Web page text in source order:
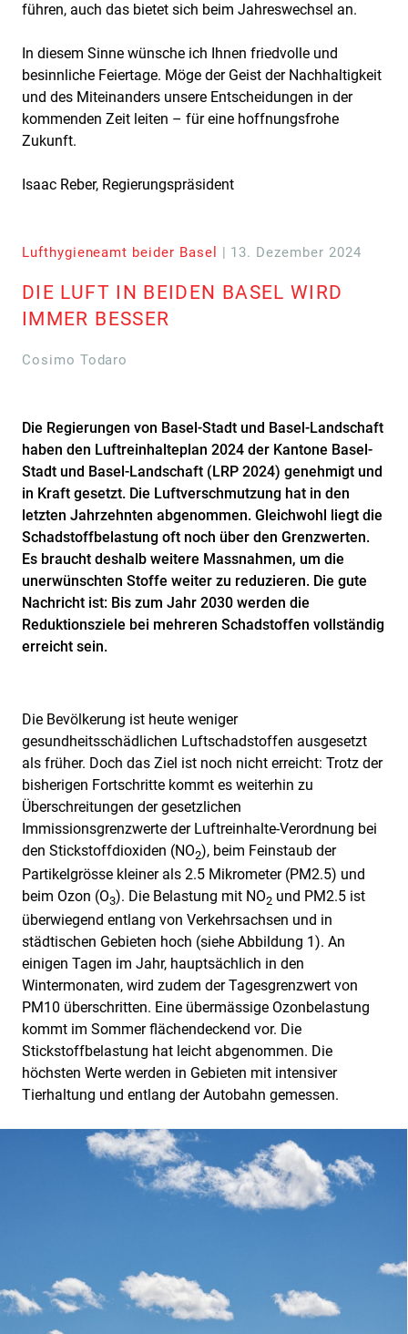
führen, auch das bietet sich beim Jahreswechsel an.
In diesem Sinne wünsche ich Ihnen friedvolle und
besinnliche Feiertage. Möge der Geist der Nachhaltigkeit
und des Miteinanders unsere Entscheidungen in der
kommenden Zeit leiten – für eine hoffnungsfrohe
Zukunft.
Isaac Reber, Regierungspräsident
Lufthygieneamt beider Basel | 13. Dezember 2024
DIE LUFT IN BEIDEN BASEL WIRD
IMMER BESSER
Cosimo Todaro
Die Regierungen von Basel-Stadt und Basel-Landschaft
haben den Luftreinhalteplan 2024 der Kantone Basel-
Stadt und Basel-Landschaft (LRP 2024) genehmigt und
in Kraft gesetzt. Die Luftverschmutzung hat in den
letzten Jahrzehnten abgenommen. Gleichwohl liegt die
Schadstoffbelastung oft noch über den Grenzwerten.
Es braucht deshalb weitere Massnahmen, um die
unerwünschten Stoffe weiter zu reduzieren. Die gute
Nachricht ist: Bis zum Jahr 2030 werden die
Reduktionsziele bei mehreren Schadstoffen vollständig
erreicht sein.
Die Bevölkerung ist heute weniger
gesundheitsschädlichen Luftschadstoffen ausgesetzt
als früher. Doch das Ziel ist noch nicht erreicht: Trotz der
bisherigen Fortschritte kommt es weiterhin zu
Überschreitungen der gesetzlichen
Immissionsgrenzwerte der Luftreinhalte-Verordnung bei
den Stickstoffdioxiden (NO2), beim Feinstaub der
Partikelgrösse kleiner als 2.5 Mikrometer (PM2.5) und
beim Ozon (O3). Die Belastung mit NO2 und PM2.5 ist
überwiegend entlang von Verkehrsachsen und in
städtischen Gebieten hoch (siehe Abbildung 1). An
einigen Tagen im Jahr, hauptsächlich in den
Wintermonaten, wird zudem der Tagesgrenzwert von
PM10 überschritten. Eine übermässige Ozonbelastung
kommt im Sommer flächendeckend vor. Die
Stickstoffbelastung hat leicht abgenommen. Die
höchsten Werte werden in Gebieten mit intensiver
Tierhaltung und entlang der Autobahn gemessen.